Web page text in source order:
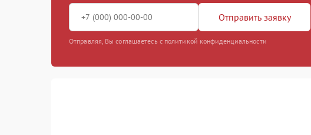
Отправить заявку
Отправляя, Вы соглашаетесь с политикой конфиденциальности